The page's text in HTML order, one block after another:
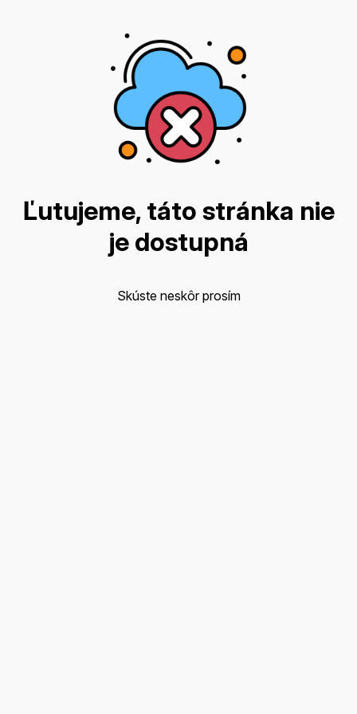
Ľutujeme, táto stránka nie
je dostupná
Skúste neskôr prosím